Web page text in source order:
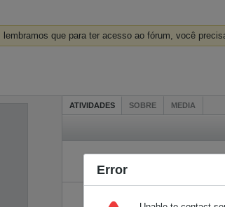
que para ter acesso ao fórum, você
ATIVIDADES SOBRE MEDIA
Error